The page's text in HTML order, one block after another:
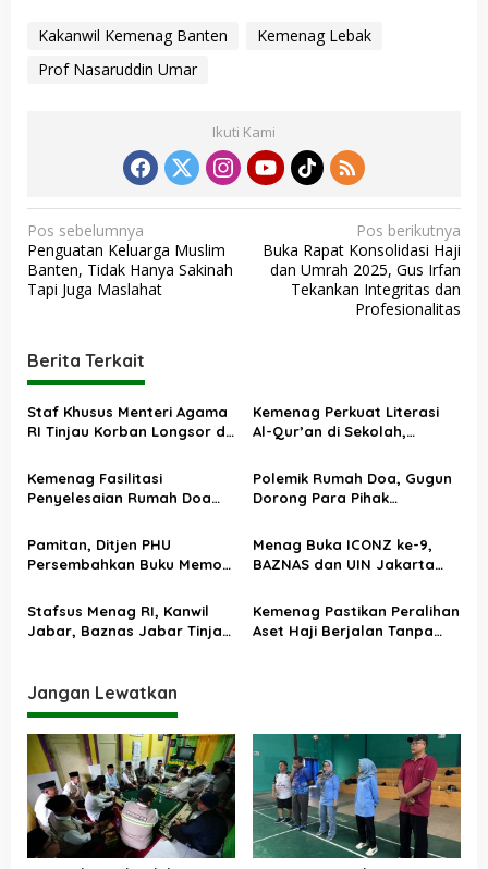
Kakanwil Kemenag Banten
Kemenag Lebak
Prof Nasaruddin Umar
Ikuti Kami
N
a
v
g
a
s
i
p
o
s
Pos sebelumnya
Penguatan Keluarga Muslim
Banten, Tidak Hanya Sakinah
Tapi Juga Maslahat
Pos berikutnya
Buka Rapat Konsolidasi Haji
dan Umrah 2025, Gus Irfan
Tekankan Integritas dan
Profesionalitas
Berita Terkait
Staf Khusus Menteri Agama
RI Tinjau Korban Longsor di
Salurkan Bantuan dan
Traumatic Healing
Kemenag Perkuat Literasi
Al-Qur’an di Sekolah,
Fondasi Kebijakan
Pendidikan Agama
Kemenag Fasilitasi
Penyelesaian Rumah Doa
Delapan Langkah Kerukunan
Polemik Rumah Doa, Gugun
Dorong Para Pihak
Pamitan, Ditjen PHU
Persembahkan Buku Memori
Kelola Haji
Menag Buka ICONZ ke-9,
BAZNAS dan UIN Jakarta
Transformasi Zakat untuk
Kemanusiaan dan Keadilan
Stafsus Menag RI, Kanwil
Jabar, Baznas Jabar Tinjau
Bandung
Kemenag Pastikan Peralihan
Aset Haji Berjalan Tanpa
Jangan Lewatkan